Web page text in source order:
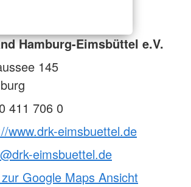
Hamburg-Eimsbüttel e.V.
145
411 706 0
www.drk-eimsbuettel.de
eimsbuettel.de
Google Maps Ansicht